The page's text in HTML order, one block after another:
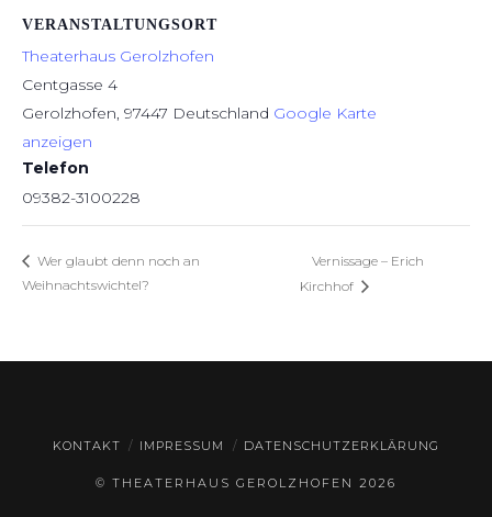
VERANSTALTUNGSORT
Theaterhaus Gerolzhofen
Centgasse 4
Gerolzhofen, 97447 Deutschland Google Karte
anzeigen
Telefon
09382-3100228
Wer glaubt denn noch an
Weihnachtswichtel?
Vernissage – Erich
Kirchhof
KONTAKT IMPRESSUM DATENSCHUTZERKLÄRUNG
© THEATERHAUS GEROLZHOFEN 2026